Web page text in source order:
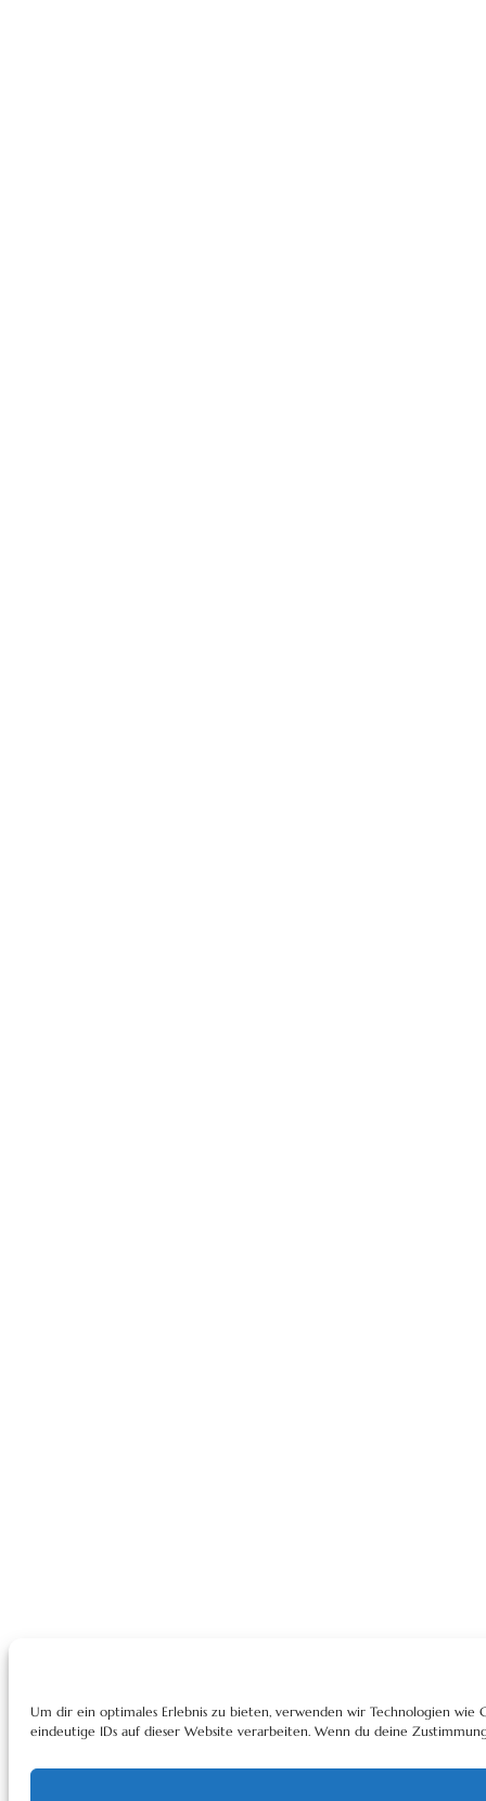
Um dir ein optimales Erlebnis zu bieten, verwenden wir Technologien
eindeutige IDs auf dieser Website verarbeiten. Wenn du deine